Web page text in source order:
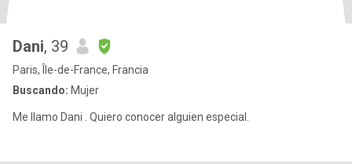
Dani, 39
Paris, Île-de-France, Francia
Buscando: Mujer
Me llamo Dani . Quiero conocer alguien especial.